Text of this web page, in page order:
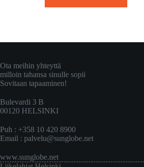
Ota meihin yhteyttä
milloin tahansa sinulle sopii
Sovitaan tapaaminen!
Bulevardi 3 B
00120 HELSINKI
Puh : +358 10 420 8900
Email : palvelu@sunglobe.net
www.sunglobe.net